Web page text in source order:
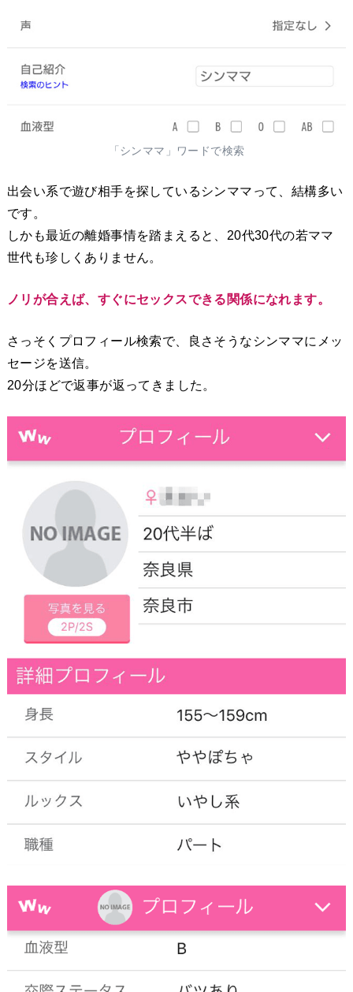
「シンママ」ワードで検索
出会い系で遊び相手を探しているシンママって、結構多い
です。
しかも最近の離婚事情を踏まえると、20代30代の若ママ
世代も珍しくありません。
ノリが合えば、すぐにセックスできる関係になれます。
さっそくプロフィール検索で、良さそうなシンママにメッ
セージを送信。
20分ほどで返事が返ってきました。